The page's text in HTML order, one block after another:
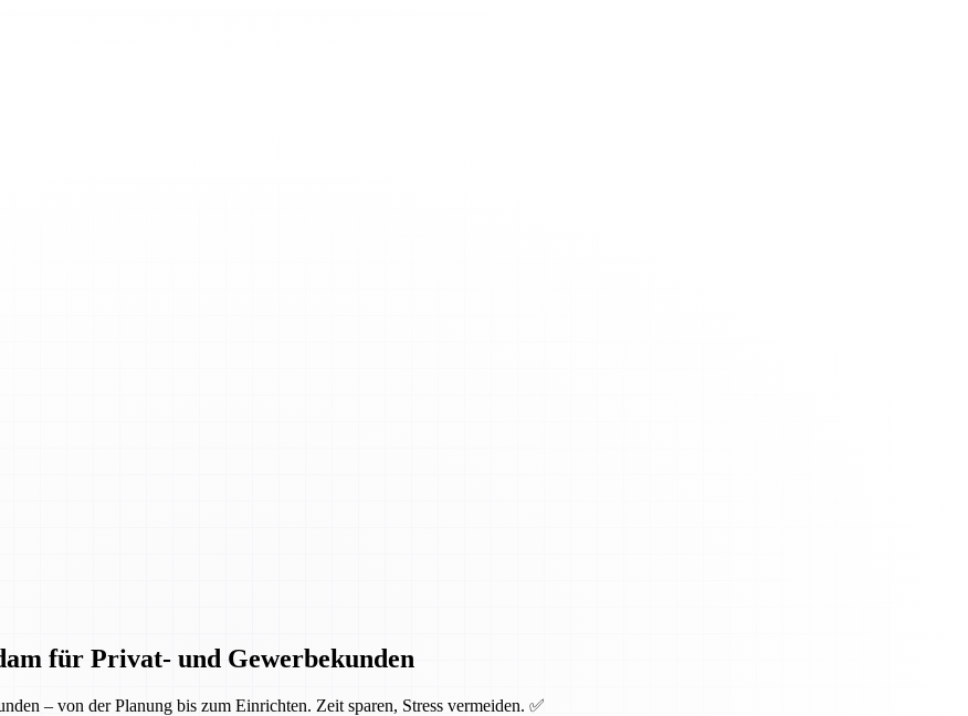
für Privat- und Gewerbekunden
– von der Planung bis zum Einrichten. Zeit sparen, Stress vermeiden. ✅